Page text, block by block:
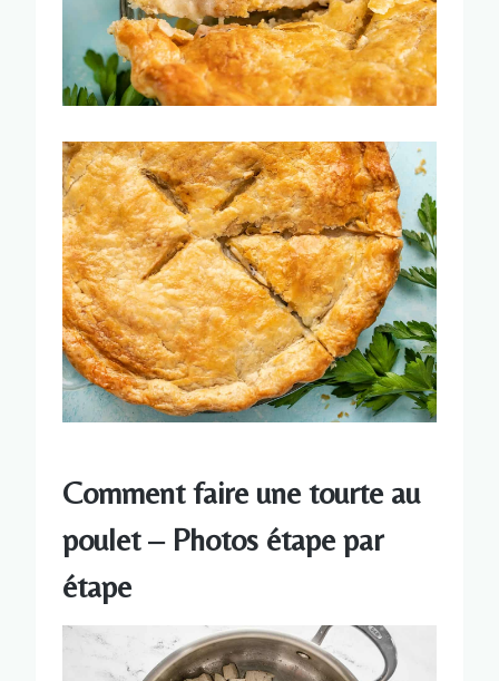
Comment faire une tourte au
poulet – Photos étape par
étape